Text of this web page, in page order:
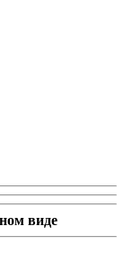
виде